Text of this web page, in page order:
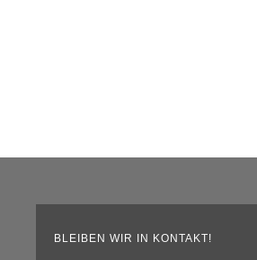
BLEIBEN WIR IN KONTAKT!